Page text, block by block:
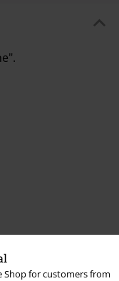
Shop for customers from